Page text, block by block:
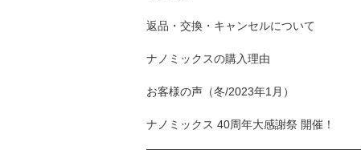
返品・交換・キャンセルについて
ナノミックスの購入理由
お客様の声（冬/2023年1月）
ナノミックス 40周年大感謝祭 開催！